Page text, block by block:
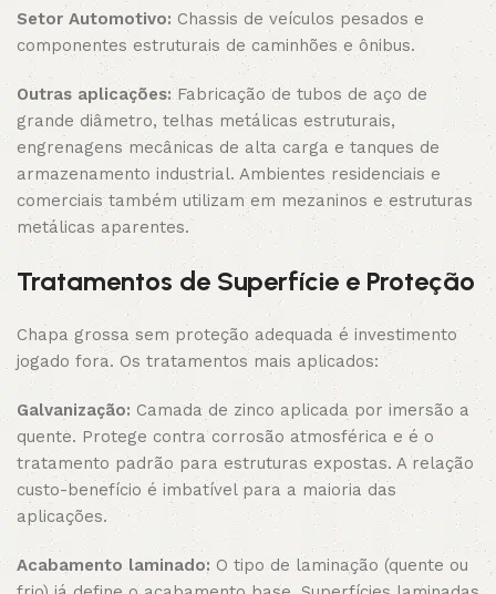
Setor Automotivo:Chassis de veículos pesados e
componentes estruturais de caminhões e ônibus.
Outras aplicações:Fabricação de tubos de aço de
grande diâmetro, telhas metálicas estruturais,
engrenagens mecânicas de alta carga e tanques de
armazenamento industrial. Ambientes residenciais e
comerciais também utilizam em mezaninos e estruturas
metálicas aparentes.
Tratamentos de Superfície e Proteção
Chapa grossa sem proteção adequada é investimento
jogado fora. Os tratamentos mais aplicados:
Galvanização: Camada de zinco aplicada por imersão a
quente. Protege contra corrosão atmosférica e é o
tratamento padrão para estruturas expostas. A relação
custo-benefício é imbatível para a maioria das
aplicações.
Acabamento laminado: O tipo de laminação (quente ou